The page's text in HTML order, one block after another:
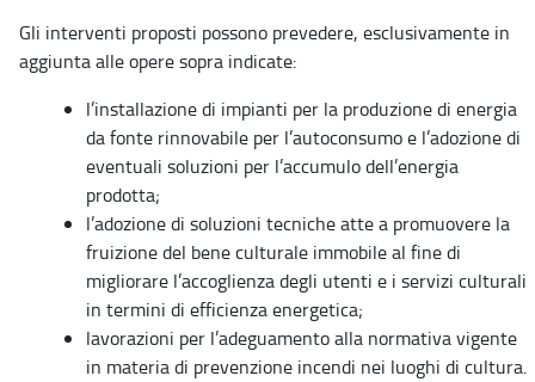
Gli interventi proposti possono prevedere, esclusivamente in
aggiunta alle opere sopra indicate:
l’installazione di impianti per la produzione di energia
da fonte rinnovabile per l’autoconsumo e l’adozione di
eventuali soluzioni per l’accumulo dell’energia
prodotta;
l’adozione di soluzioni tecniche atte a promuovere la
fruizione del bene culturale immobile al fine di
migliorare l’accoglienza degli utenti e i servizi culturali
in termini di efficienza energetica;
lavorazioni per l’adeguamento alla normativa vigente
in materia di prevenzione incendi nei luoghi di cultura.